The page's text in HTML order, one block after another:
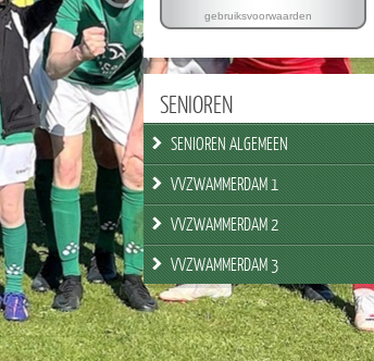
SENIOREN
SENIOREN ALGEMEEN
VVZWAMMERDAM 1
VVZWAMMERDAM 2
VVZWAMMERDAM 3